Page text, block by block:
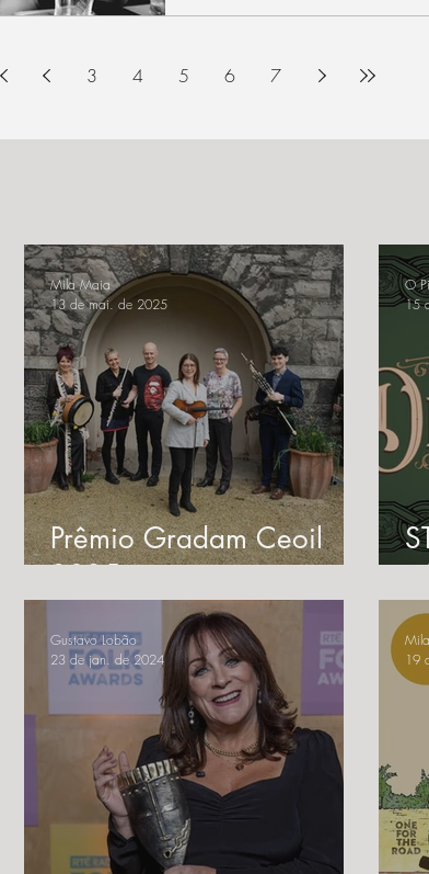
3 4 5 6 7
Prêmio Gradam Ceoil
2025
Mila Maia
13 de mai. de 2025
-
O
15
Gustavo Lobão
23 de jan. de 2024
19